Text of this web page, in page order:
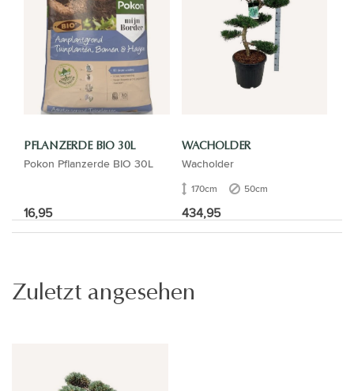
PFLANZERDE BIO 30L
Pokon Pflanzerde BIO 30L
16,95
WACHOLDER
Wacholder
170cm 50cm
434,95
Zuletzt angesehen